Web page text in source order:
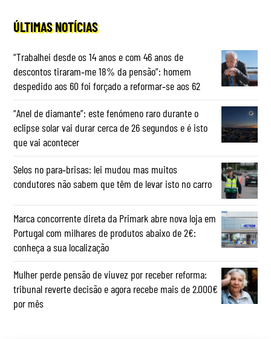
ÚLTIMAS NOTÍCIAS
“Trabalhei desde os 14 anos e com 46 anos de
descontos tiraram‑me 18% da pensão”: homem
despedido aos 60 foi forçado a reformar‑se aos 62
“Anel de diamante”: este fenómeno raro durante o
eclipse solar vai durar cerca de 26 segundos e é isto
que vai acontecer
Selos no para‑brisas: lei mudou mas muitos
condutores não sabem que têm de levar isto no carro
Marca concorrente direta da Primark abre nova loja em
Portugal com milhares de produtos abaixo de 2€:
conheça a sua localização
Mulher perde pensão de viuvez por receber reforma:
tribunal reverte decisão e agora recebe mais de 2.000€
por mês